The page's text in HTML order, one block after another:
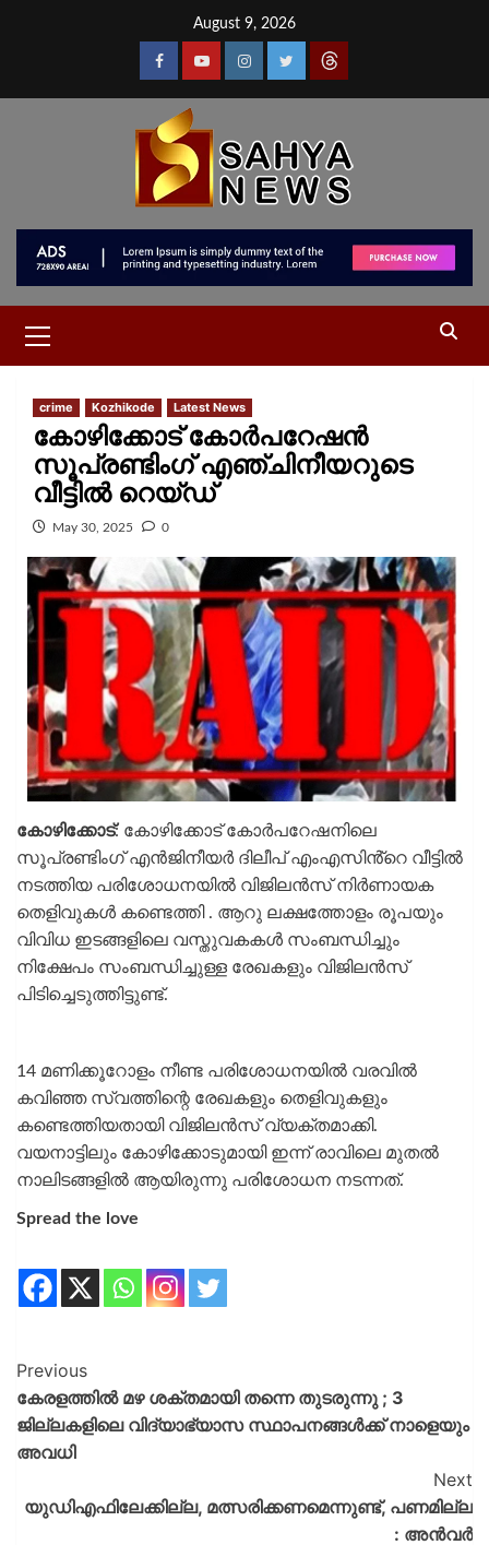
August 9, 2026
crime Kozhikode Latest News
കോഴിക്കോട് കോർപറേഷൻ
സൂപ്രണ്ടിം​ഗ് എഞ്ചിനീയറുടെ
വീട്ടിൽ റെയ്ഡ്
May 30, 2025 0
കോഴിക്കോട്: കോഴിക്കോട് കോർപറേഷനിലെ
സൂപ്രണ്ടിംഗ് എൻജിനീയർ ദിലീപ് എംഎസിൻ്റെ വീട്ടിൽ
നടത്തിയ പരിശോധനയിൽ വിജിലൻസ് നിർണായക
തെളിവുകൾ കണ്ടെത്തി . ആറു ലക്ഷത്തോളം രൂപയും
വിവിധ ഇടങ്ങളിലെ വസ്തുവകകൾ സംബന്ധിച്ചും
നിക്ഷേപം സംബന്ധിച്ചുള്ള രേഖകളും വിജിലൻസ്
പിടിച്ചെടുത്തിട്ടുണ്ട്.
14 മണിക്കൂറോളം നീണ്ട പരിശോധനയിൽ വരവിൽ
കവിഞ്ഞ സ്വത്തിന്റെ രേഖകളും തെളിവുകളും
കണ്ടെത്തിയതായി വിജിലൻസ് വ്യക്തമാക്കി.
വയനാട്ടിലും കോഴിക്കോടുമായി ഇന്ന് രാവിലെ മുതൽ
നാലിടങ്ങളിൽ ആയിരുന്നു പരിശോധന നടന്നത്.
Spread the love
Previous
കേരളത്തിൽ മഴ ശക്തമായി തന്നെ തുടരുന്നു ; 3
ജില്ലകളിലെ വിദ്യാഭ്യാസ സ്ഥാപനങ്ങൾക്ക് നാളെയും
അവധി
Next
യുഡിഎഫിലേക്കില്ല, മത്സരിക്കണമെന്നുണ്ട്, പണമില്ല
: അൻവർ